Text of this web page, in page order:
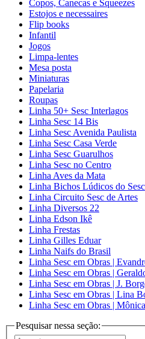
Copos, Canecas e Squeezes
Estojos e necessaires
Flip books
Infantil
Jogos
Limpa-lentes
Mesa posta
Miniaturas
Papelaria
Roupas
Linha 50+ Sesc Interlagos
Linha Sesc 14 Bis
Linha Sesc Avenida Paulista
Linha Sesc Casa Verde
Linha Sesc Guarulhos
Linha Sesc no Centro
Linha Aves da Mata
Linha Bichos Lúdicos do Sesc
Linha Circuito Sesc de Artes
Linha Diversos 22
Linha Edson Ikê
Linha Frestas
Linha Gilles Eduar
Linha Naifs do Brasil
Linha Sesc em Obras |
Linha Sesc em Obras |
Linha Sesc em Obras | J.
Linha Sesc em Obras | Lina
Linha Sesc em Obras |
Pesquisar nessa seção: